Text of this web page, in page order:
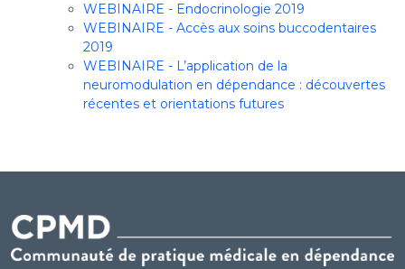
WEBINAIRE - Endocrinologie 2019
WEBINAIRE - Accès aux soins buccodentaires
2019
WEBINAIRE - L’application de la
neuromodulation en dépendance : découvertes
récentes et orientations futures